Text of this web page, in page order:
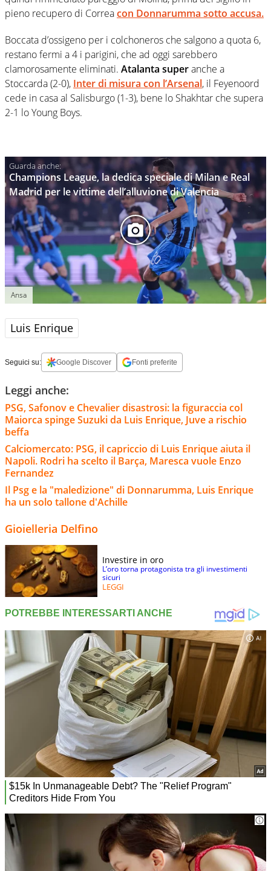
pieno recupero di Correacon Donnarumma sotto accusa.
Boccata d’ossigeno per i colchoneros che salgono a quota 6,
restano fermi a 4 i parigini, che ad oggi sarebbero
clamorosamente eliminati. Atalanta superanche a
Stoccarda (2-0), Inter di misura con l’Arsenal, il Feyenoord
cede in casa al Salisburgo (1-3), bene lo Shakhtar che supera
2-1 lo Young Boys.
Champions League, la dedica speciale di Milan e Real
Madrid per le vittime dell’alluvione di Valencia
Ansa
Luis Enrique
Seguici su: Google Discover Fonti preferite
Leggi anche:
PSG, Safonov e Chevalier disastrosi: la figuraccia col
Maiorca spinge Suzuki da Luis Enrique, Juve a rischio
beffa
Calciomercato: PSG, il capriccio di Luis Enrique aiuta il
Napoli. Rodri ha scelto il Barça, Maresca vuole Enzo
Fernandez
Il Psg e la "maledizione" di Donnarumma, Luis Enrique
ha un solo tallone d'Achille
Gioielleria Delfino
Investire in oro
L’oro torna protagonista tra gli investimenti
sicuri
LEGGI